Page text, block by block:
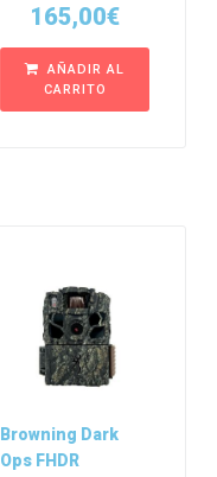
165,00€
AÑADIR AL
CARRITO
Browning Dark
Ops FHDR